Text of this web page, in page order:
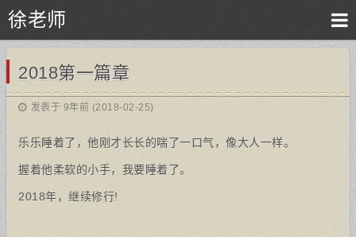
徐老师
2018第一篇章
发表于 9年前 (2018-02-25)
乐乐睡着了，他刚才长长的喘了一口气，像大人一样。
握着他柔软的小手，我要睡着了。
2018年，继续修行!